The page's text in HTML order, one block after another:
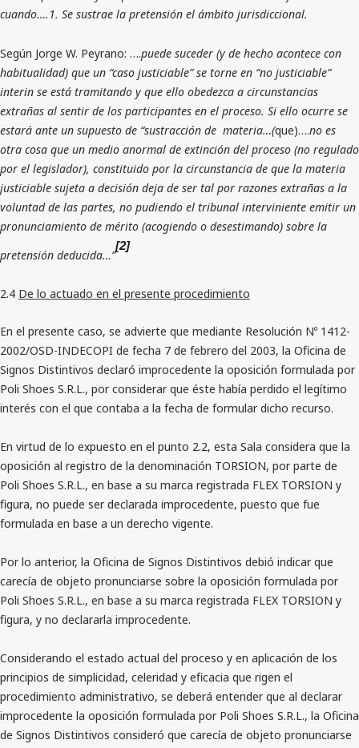
cuando….1. Se sustrae la pretensión el ámbito jurisdiccional.
Según Jorge W. Peyrano: ….puede suceder (y de hecho acontece con
habitualidad) que un “caso justiciable” se torne en “no justiciable”
interin se está tramitando y que ello obedezca a circunstancias
extrañas al sentir de los participantes en el proceso. Si ello ocurre se
estará ante un supuesto de “sustracción de materia…(que)….no es
otra cosa que un medio anormal de extinción del proceso (no regulado
por el legislador), constituido por la circunstancia de que la materia
justiciable sujeta a decisión deja de ser tal por razones extrañas a la
voluntad de las partes, no pudiendo el tribunal interviniente emitir un
pronunciamiento de mérito (acogiendo o desestimando) sobre la
pretensión deducida…”
[2]
2.4 De lo actuado en el presente procedimiento
En el presente caso, se advierte que mediante Resolución Nº 1412-
2002/OSD-INDECOPI de fecha 7 de febrero del 2003, la Oficina de
Signos Distintivos declaró improcedente la oposición formulada por
Poli Shoes S.R.L., por considerar que éste había perdido el legítimo
interés con el que contaba a la fecha de formular dicho recurso.
En virtud de lo expuesto en el punto 2.2, esta Sala considera que la
oposición al registro de la denominación TORSION, por parte de
Poli Shoes S.R.L., en base a su marca registrada FLEX TORSION y
figura, no puede ser declarada improcedente, puesto que fue
formulada en base a un derecho vigente.
Por lo anterior, la Oficina de Signos Distintivos debió indicar que
carecía de objeto pronunciarse sobre la oposición formulada por
Poli Shoes S.R.L., en base a su marca registrada FLEX TORSION y
figura, y no declararla improcedente.
Considerando el estado actual del proceso y en aplicación de los
principios de simplicidad, celeridad y eficacia que rigen el
procedimiento administrativo, se deberá entender que al declarar
improcedente la oposición formulada por Poli Shoes S.R.L., la Oficina
de Signos Distintivos consideró que carecía de objeto pronunciarse